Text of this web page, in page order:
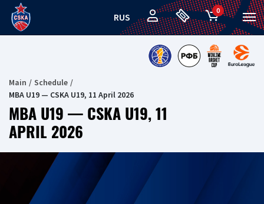
RUS
0
Main
Schedule
MBA U19 — CSKA U19, 11 April 2026
MBA U19 — CSKA U19, 11
APRIL 2026